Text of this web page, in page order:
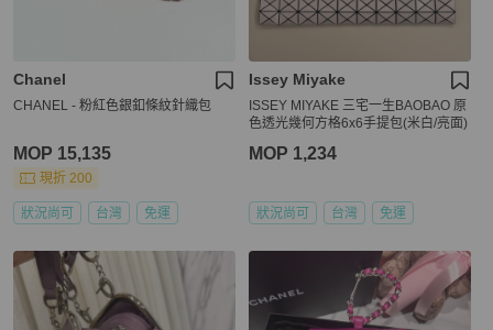
Chanel
CHANEL - 粉紅色銀釦條紋針織包
MOP 15,135
現折 200
狀況尚可 台灣 免運
Issey Miyake
ISSEY MIYAKE 三宅一生BAOBAO 原
色透光幾何方格6x6手提包(米白/亮面)
MOP 1,234
狀況尚可 台灣 免運